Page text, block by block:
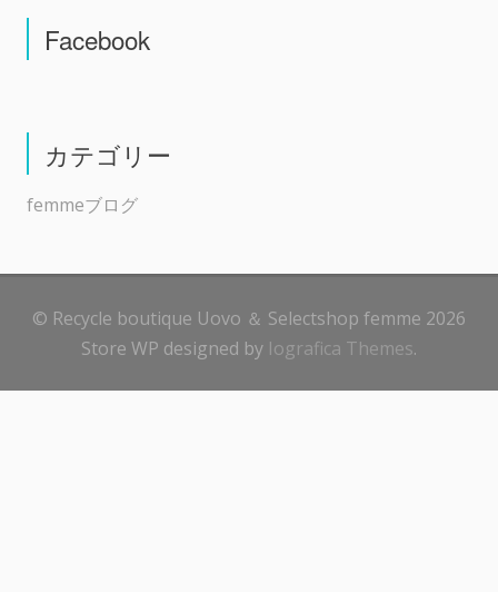
Facebook
カテゴリー
femmeブログ
© Recycle boutique Uovo ＆ Selectshop femme 2026
Store WP designed by Iografica Themes.